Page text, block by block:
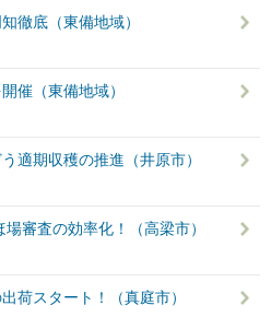
徹底（東備地域）
催（東備地域）
適期収穫の推進（井原市）
審査の効率化！（高梁市）
荷スタート！（真庭市）